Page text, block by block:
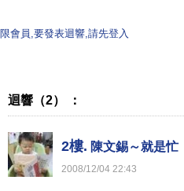
限會員,要發表迴響,請先登入
迴響（2） ：
2樓. 陳文錫～就是忙
2008/12/04 22:43